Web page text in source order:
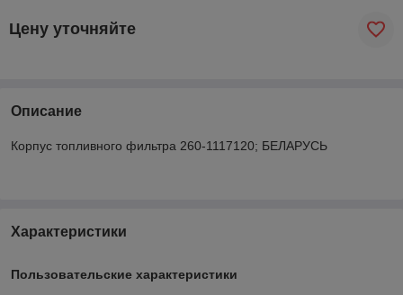
Цену уточняйте
Описание
Корпус топливного фильтра 260-1117120; БЕЛАРУСЬ
Характеристики
Пользовательские характеристики